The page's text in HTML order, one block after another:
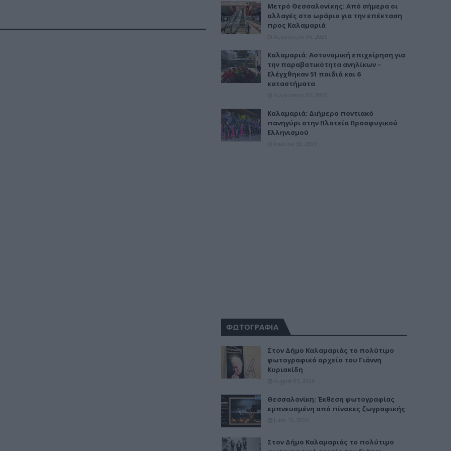
Μετρό Θεσσαλονίκης: Από σήμερα οι
αλλαγές στο ωράριο για την επέκταση
προς Καλαμαριά
Καλαμαριά: Αστυνομική επιχείρηση για
την παραβατικότητα ανηλίκων –
Ελέγχθηκαν 51 παιδιά και 6
καταστήματα
Καλαμαριά: Διήμερο ποντιακό
πανηγύρι στην Πλατεία Προσφυγικού
Ελληνισμού
ΦΩΤΟΓΡΑΦΙΑ
Στον Δήμο Καλαμαριάς το πολύτιμο
φωτογραφικό αρχείο του Γιάννη
Κυριακίδη
Θεσσαλονίκη: Έκθεση φωτογραφίας
εμπνευσμένη από πίνακες ζωγραφικής
Στον Δήμο Καλαμαριάς το πολύτιμο